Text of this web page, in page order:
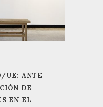
UE: ANTE
DE
EN EL